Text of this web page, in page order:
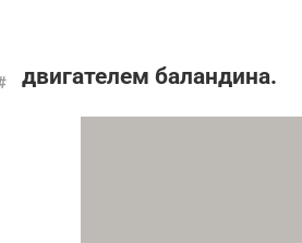
двигателем баландина.